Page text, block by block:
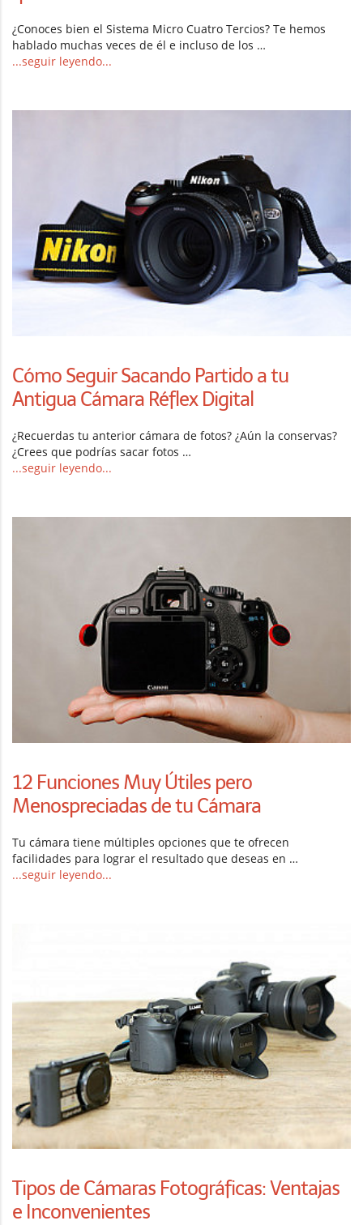
¿Conoces bien el Sistema Micro Cuatro Tercios? Te hemos
hablado muchas veces de él e incluso de los …
...seguir leyendo...
Cómo Seguir Sacando Partido a tu
Antigua Cámara Réflex Digital
¿Recuerdas tu anterior cámara de fotos? ¿Aún la conservas?
¿Crees que podrías sacar fotos …
...seguir leyendo...
12 Funciones Muy Útiles pero
Menospreciadas de tu Cámara
Tu cámara tiene múltiples opciones que te ofrecen
facilidades para lograr el resultado que deseas en …
...seguir leyendo...
Tipos de Cámaras Fotográficas: Ventajas
e Inconvenientes